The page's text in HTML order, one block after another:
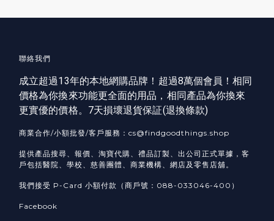
聯絡我們
成立超過13年的本地網購品牌！超過8萬個會員！相同
價格為你換來功能更全面的用品，相同產品為你換來
更實優的價格。7天損壞退貨保証(退換條款)
商業合作/小額批發/客戶服務：cs@findgoodthings.shop
提供產品搜尋、報價、淘寶代購、禮品訂製、出公司正式單據，客
戶包括醫院、學校、慈善團體、商業機構、網店及零售店舖。
我們接受 P-Card 小額付款（商戶號：088-033046-400）
Facebook